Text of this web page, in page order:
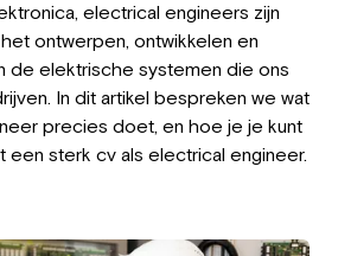
electrical engineers zijn
ontwerpen, ontwikkelen en
de elektrische systemen die ons
In dit artikel bespreken we wat
precies doet, en hoe je je kunt
sterk cv als electrical engineer.